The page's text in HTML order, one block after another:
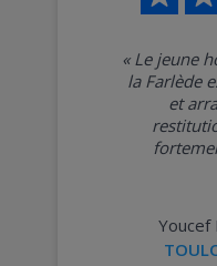
« Le jeune
la Farlède
et
Youcef